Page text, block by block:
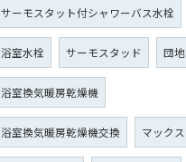
サーモスタット付シャワーバス水栓
浴室水栓 サーモスタッド 団地
浴室換気暖房乾燥機
浴室換気暖房乾燥機交換 マックス